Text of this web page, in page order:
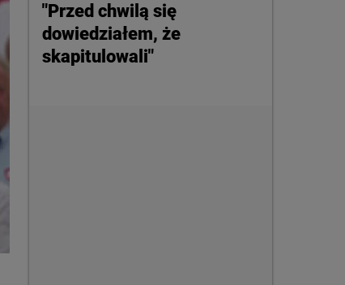
"Przed chwilą się
dowiedziałem, że
skapitulowali"